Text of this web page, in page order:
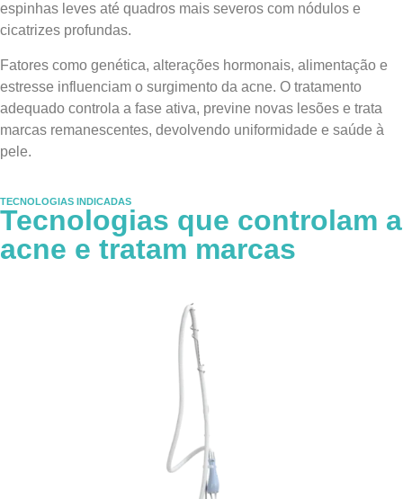
espinhas leves até quadros mais severos com nódulos e
cicatrizes profundas.
Fatores como genética, alterações hormonais, alimentação e
estresse influenciam o surgimento da acne. O tratamento
adequado controla a fase ativa, previne novas lesões e trata
marcas remanescentes, devolvendo uniformidade e saúde à
pele.
TECNOLOGIAS INDICADAS
Tecnologias que controlam a
acne e tratam marcas